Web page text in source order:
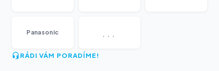
Panasonic ...
RÁDI VÁM PORADÍME!